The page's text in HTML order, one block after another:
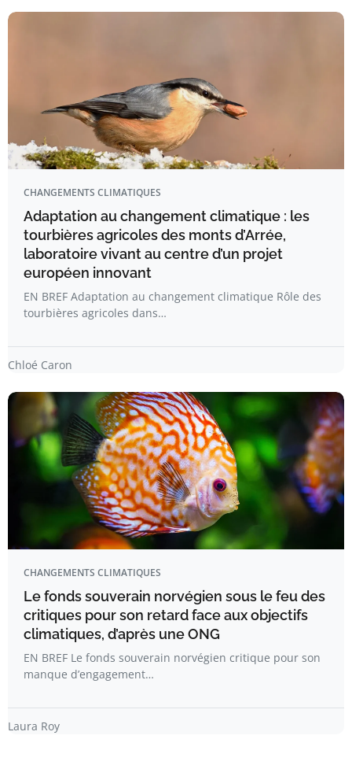
CHANGEMENTS CLIMATIQUES
Adaptation au changement climatique : les
tourbières agricoles des monts d’Arrée,
laboratoire vivant au centre d’un projet
européen innovant
EN BREF Adaptation au changement climatique Rôle des
tourbières agricoles dans…
Chloé Caron
CHANGEMENTS CLIMATIQUES
Le fonds souverain norvégien sous le feu des
critiques pour son retard face aux objectifs
climatiques, d’après une ONG
EN BREF Le fonds souverain norvégien critique pour son
manque d’engagement…
Laura Roy